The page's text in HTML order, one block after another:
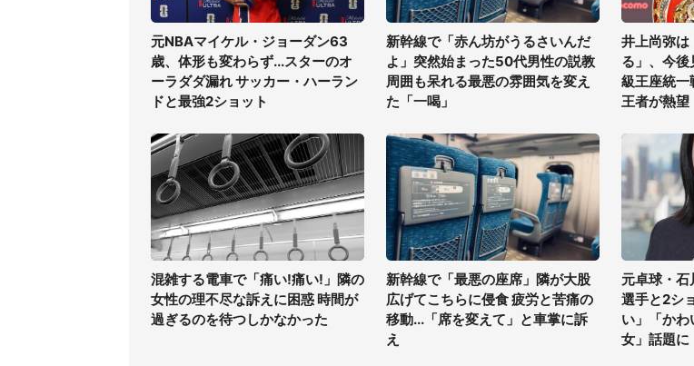
元NBAマイケル・ジョーダン63
歳、体形も変わらず...スターのオ
ーラダダ漏れ サッカー・ハーラン
ドと最強2ショット
新幹線で「赤ん坊がうるさいんだ
よ」突然始まった50代男性の説教
周囲も呆れる最悪の雰囲気を変え
た「一喝」
井上尚弥は
る」、今
級王座統一
王者が熱望
混雑する電車で「痛い!痛い!」隣の
女性の理不尽な訴えに困惑 時間が
過ぎるのを待つしかなかった
新幹線で「最悪の座席」隣が大股
広げてこちらに侵食 疲労と苦痛の
移動...「席を変えて」と車掌に訴
え
元卓球・
選手と2シ
い」「か
女」話題に